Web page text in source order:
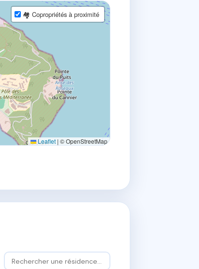
🏘 Copropriétés à proximité
Leaflet | © OpenStreetMap